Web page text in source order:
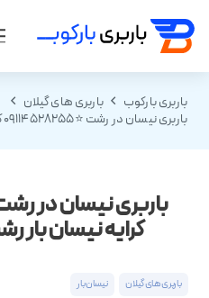
باربری بارکوب
باربری های گیلان
باربری نیسان در رشت ⭐️09114528255 کرایه نیسان بار رشت (بیمه رایگان)
کرایه نیسان بار
باربری های گیلان نیسان بار